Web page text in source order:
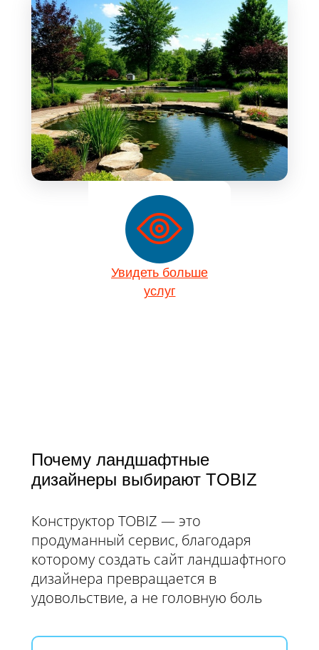
Увидеть больше
услуг
Почему ландшафтные
дизайнеры выбирают TOBIZ
Конструктор TOBIZ — это
продуманный сервис, благодаря
которому создать сайт ландшафтного
дизайнера превращается в
удовольствие, а не головную боль